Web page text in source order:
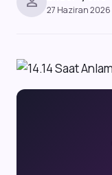
27 Haziran 2026